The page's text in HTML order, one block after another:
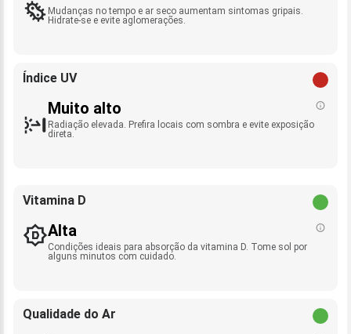
Mudanças no tempo e ar seco aumentam sintomas gripais.
Hidrate-se e evite aglomerações.
Índice UV
Muito alto
Radiação elevada. Prefira locais com sombra e evite exposição
direta.
Vitamina D
Alta
Condições ideais para absorção da vitamina D. Tome sol por
alguns minutos com cuidado.
Qualidade do Ar